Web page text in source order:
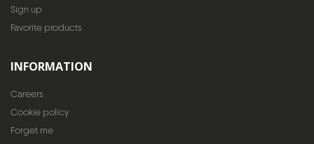
Sign up
Favorite products
INFORMATION
Careers
Cookie policy
Forget me